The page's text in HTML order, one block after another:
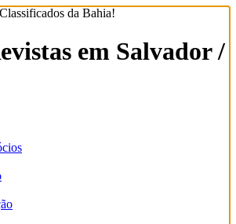
da Bahia!
em Salvador /